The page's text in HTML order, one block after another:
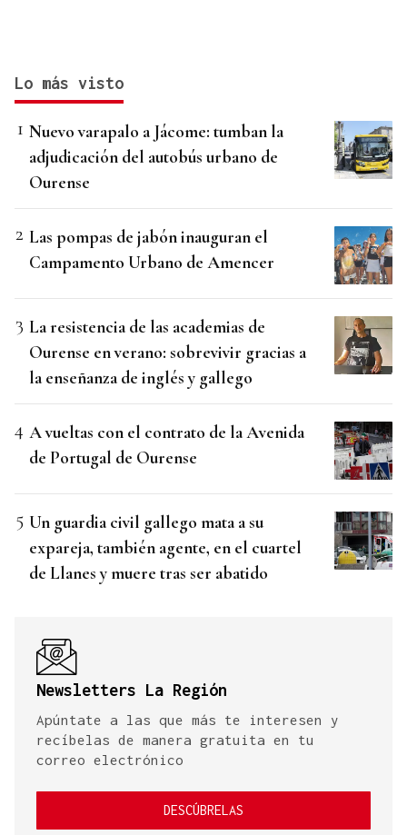
Lo más visto
Nuevo varapalo a Jácome: tumban la
adjudicación del autobús urbano de
Ourense
Las pompas de jabón inauguran el
Campamento Urbano de Amencer
La resistencia de las academias de
Ourense en verano: sobrevivir gracias a
la enseñanza de inglés y gallego
A vueltas con el contrato de la Avenida
de Portugal de Ourense
Un guardia civil gallego mata a su
expareja, también agente, en el cuartel
de Llanes y muere tras ser abatido
Newsletters La Región
Apúntate a las que más te interesen y
recíbelas de manera gratuita en tu
correo electrónico
DESCÚBRELAS